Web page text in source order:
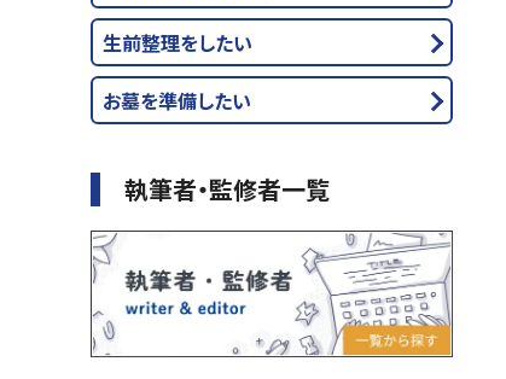
生前整理をしたい
お墓を準備したい
執筆者・監修者一覧